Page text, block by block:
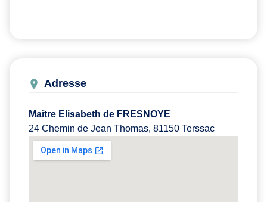
Adresse
Maître Elisabeth de FRESNOYE
24 Chemin de Jean Thomas, 81150 Terssac